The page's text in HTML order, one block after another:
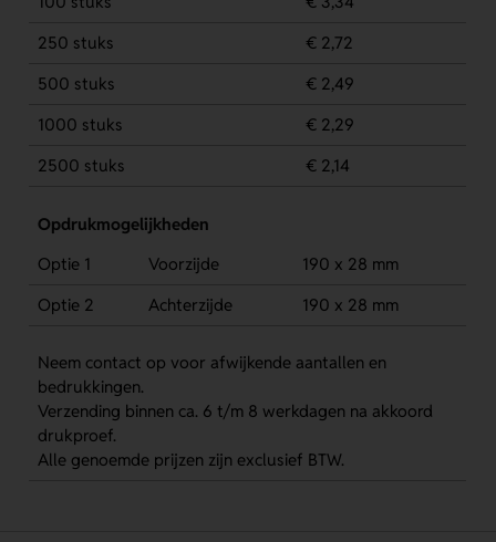
250 stuks
€ 2,72
500 stuks
€ 2,49
1000 stuks
€ 2,29
2500 stuks
€ 2,14
Opdrukmogelijkheden
Optie 1
Voorzijde
190 x 28 mm
Optie 2
Achterzijde 190 x 28 mm
Neem contact op voor afwijkende aantallen en
bedrukkingen.
Verzending binnen ca. 6 t/m 8 werkdagen na akkoord
drukproef.
Alle genoemde prijzen zijn exclusief BTW.